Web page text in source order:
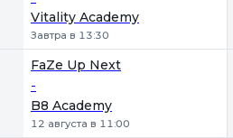
Vitality Academy
Завтра в 13:30
FaZe Up Next
-
B8 Academy
12 августа в 11:00